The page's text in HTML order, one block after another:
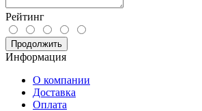
Рейтинг
Продолжить
Информация
О компании
Доставка
Оплата